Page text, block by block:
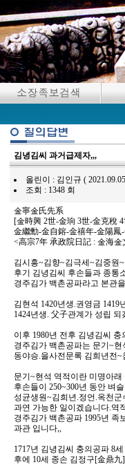
김녕김씨 과거급제자,,,
올린이 : 김인규 (
조회 : 1348 회
金寧金氏先系
[金時興 2世-金珦 3世-金克稅
金繼勳-金自鎔-金禧年-金陽鳳
<高宗7年 承政院日記 : 金海
김시흥~김향~김극세~김중원
후기 김녕김씨 후손들과 종통
경주김가 백촌공파라고 본관
김현석 1420년생.권영금
1424년생. 父子관계가 성립 되
이후 1980년 전후 김녕김씨
경주김가 백촌공파는 문기~
동야승.을사전문록 김희년전~
문기~현석 역적이란 미명아
후손들이 250~300년 동안 벼
성균생원~김희년.정언.옥천
과연 가능한 일이겠습니다.역
경주김가 백촌공파 1995년 족
과관 입니다,,
1717년 김녕김씨 충의공파 8
후에 10세 종손 김정구[金鼎